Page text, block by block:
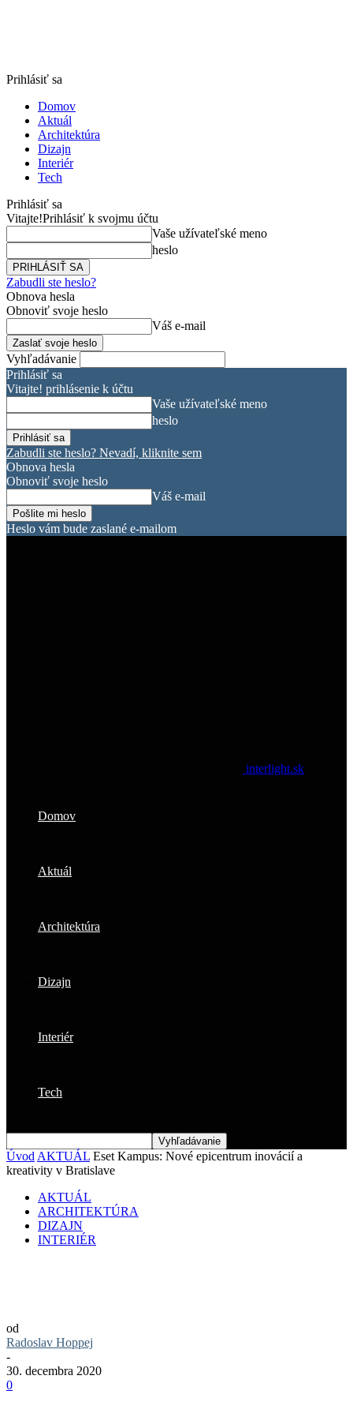
Prihlásiť sa
Domov
Aktuál
Architektúra
Dizajn
Interiér
Tech
Prihlásiť sa
Vitajte!Prihlásiť k svojmu účtu
Vaše užívateľské meno
heslo
Zabudli ste heslo?
Obnova hesla
Obnoviť svoje heslo
Váš e-mail
Vyhľadávanie
Prihlásiť sa
Vitajte! prihlásenie k účtu
Vaše užívateľské meno
heslo
Zabudli ste heslo? Nevadí, kliknite sem
Obnova hesla
Obnoviť svoje heslo
Váš e-mail
Heslo vám bude zaslané e-mailom
interlight.sk
Domov
Aktuál
Architektúra
Dizajn
Interiér
Tech
Úvod AKTUÁL Eset Kampus: Nové epicentrum inovácií a
kreativity v Bratislave
AKTUÁL
ARCHITEKTÚRA
DIZAJN
INTERIÉR
od
Radoslav Hoppej
-
30. decembra 2020
0